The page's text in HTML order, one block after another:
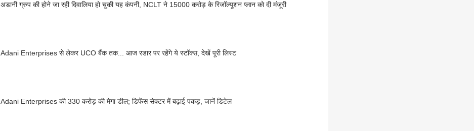
अडानी ग्रुप की होने जा रही दिवालिया हो चुकी यह कंपनी, NCLT ने 15000 करोड़ के रिजॉल्यूशन प्लान को दी मंजूरी
Adani Enterprises से लेकर UCO बैंक तक... आज रडार पर रहेंगे ये स्टॉक्स, देखें पूरी लिस्ट
Adani Enterprises की 330 करोड़ की मेगा डील; डिफेंस सेक्टर में बढ़ाई पकड़, जानें डिटेल